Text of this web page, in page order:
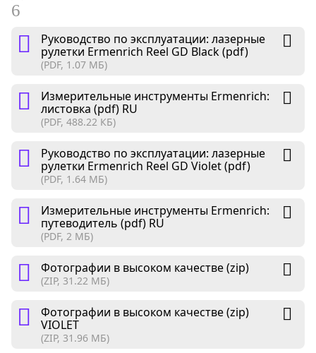
6
Руководство по эксплуатации: лазерные
рулетки Ermenrich Reel GD Black (pdf)
(PDF, 1.07 МБ)
Измерительные инструменты Ermenrich:
листовка (pdf) RU
(PDF, 488.22 КБ)
Руководство по эксплуатации: лазерные
рулетки Ermenrich Reel GD Violet (pdf)
(PDF, 1.64 МБ)
Измерительные инструменты Ermenrich:
путеводитель (pdf) RU
(PDF, 2 МБ)
Фотографии в высоком качестве (zip)
(ZIP, 31.22 МБ)
Фотографии в высоком качестве (zip)
VIOLET
(ZIP, 31.96 МБ)